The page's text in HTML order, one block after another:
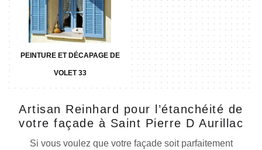
PEINTURE ET DÉCAPAGE DE
VOLET 33
Artisan Reinhard pour l’étanchéité de
votre façade à Saint Pierre D Aurillac
Si vous voulez que votre façade soit parfaitement